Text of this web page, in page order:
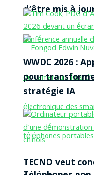
d’être mis à
WWDC 2026 :
pour
stratégie IA
TECNO veut